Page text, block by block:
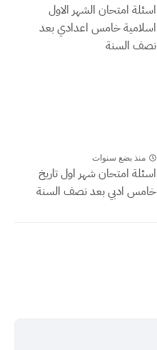
اسئلة امتحان الشهر الاول
اسلامية خامس اعدادي بعد
نصف السنة
منذ بضع سنوات
اسئلة امتحان شهر اول تاريخ
خامس ادبي بعد نصف السنة